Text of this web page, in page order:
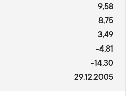
9,58
8,75
3,49
-4,81
-14,30
29.12.2005